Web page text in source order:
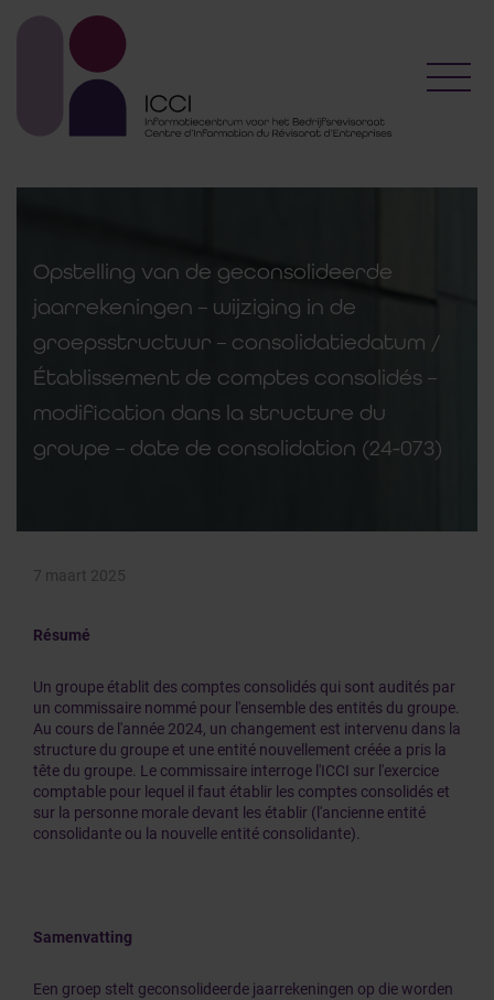
Opstelling van de geconsolideerde
jaarrekeningen – wijziging in de
groepsstructuur – consolidatiedatum /
Établissement de comptes consolidés –
modification dans la structure du
groupe – date de consolidation (24-073)
7 maart 2025
Résumé
Un groupe établit des comptes consolidés qui sont audités par
un commissaire nommé pour l'ensemble des entités du groupe.
Au cours de l'année 2024, un changement est intervenu dans la
structure du groupe et une entité nouvellement créée a pris la
tête du groupe. Le commissaire interroge l'ICCI sur l'exercice
comptable pour lequel il faut établir les comptes consolidés et
sur la personne morale devant les établir (l'ancienne entité
consolidante ou la nouvelle entité consolidante).
Samenvatting
Een groep stelt geconsolideerde jaarrekeningen op die worden